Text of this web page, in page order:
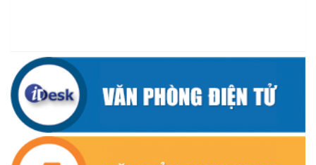
CÔNG TRÌNH THỦY LỢI TRONG MÙA MƯA BÃO
(07/07/2026)